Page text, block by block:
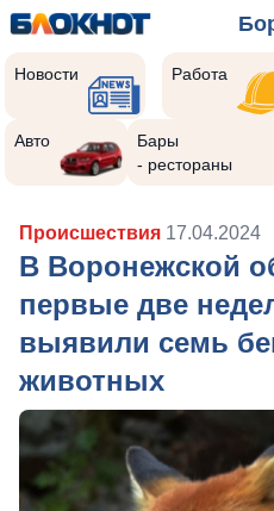
Новости Работа
Авто
Бары
- рестораны
Происшествия 17.04.2024
В Воронежской
первые две
выявили семь
животных